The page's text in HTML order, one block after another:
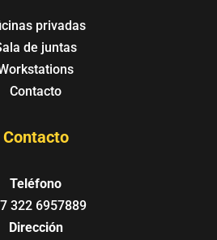
privadas
de juntas
Contacto
Contacto
Teléfono
322 6957889
Dirección